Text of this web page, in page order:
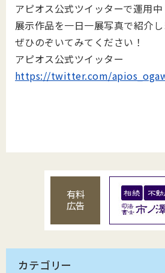
アピオス公式ツイッターで運用中
展示作品を一日一展写真で紹介し
ぜひのぞいてみてください！
アピオス公式ツイッター
https://twitter.com/
有料
広告
カテゴリー